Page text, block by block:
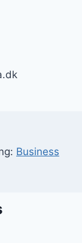
Business